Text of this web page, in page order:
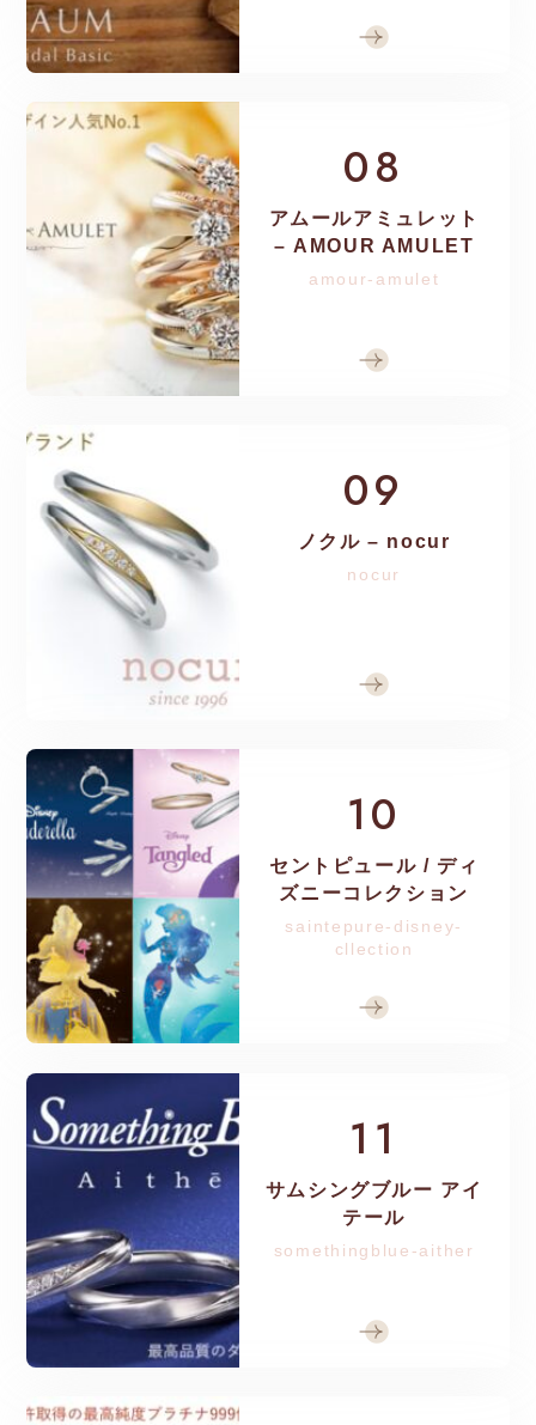
08
アムールアミュレット
– AMOUR AMULET
amour-amulet
09
ノクル – nocur
nocur
10
セントピュール / ディ
ズニーコレクション
saintepure-disney-
cllection
11
サムシングブルー アイ
テール
somethingblue-aither